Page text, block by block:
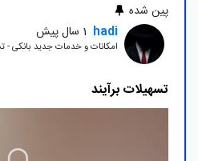
پین شده
hadi 1 سال پیش
امکانات و خدمات جدید بانکی -
تسهیلات برآیند